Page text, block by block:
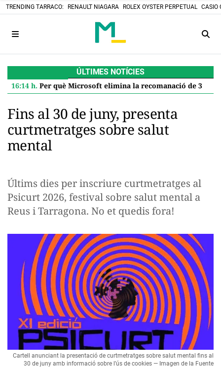
TRENDING TARRACO: RENAULT NIAGARA ROLEX OYSTER PERPETUAL CASIO
ÚLTIMES NOTÍCIES
16:14 h. Per què Microsoft elimina la recomanació de 32 GB de RAM per a Windows 11 i què significa per a tu
Fins al 30 de juny, presenta
curtmetratges sobre salut
mental
Últims dies per inscriure curtmetratges al
Psicurt 2026, festival sobre salut mental a
Reus i Tarragona. No et quedis fora!
Cartell anunciant la presentació de curtmetratges sobre salut mental fins al
30 de juny amb informació sobre l’ús de cookies — Imagen de la Fuente